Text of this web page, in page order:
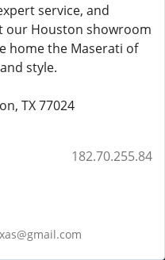
service, and
our Houston showroom
home the Maserati of
style.
TX 77024
182.70.255.84